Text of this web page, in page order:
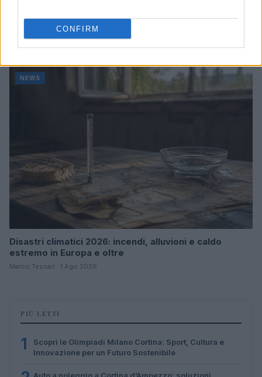
CONFIRM
Bocciature scolastiche: i casi giudiziari che hanno
fatto discutere
NEWS
Disastri climatici 2026: incendi, alluvioni e caldo
estremo in Europa e oltre
Marco Tessari · 1 Ago 2026
PIÙ LETTI
1
Scopri le Olimpiadi Milano Cortina: Sport, Cultura e
Innovazione per un Futuro Sostenibile
Auto a noleggio a Cortina d’Ampezzo: soluzioni